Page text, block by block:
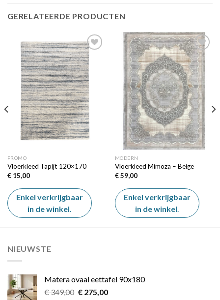
GERELATEERDE PRODUCTEN
Add to
wishlist
PROMO
Vloerkleed Tapijt 120×170
€15,00
Enkel verkrijgbaar
in de winkel
Add to
wishlist
MODERN
Vloerkleed Mimoza – Beige
€59,00
Enkel verkrijgbaar
in de winkel
NIEUWSTE
Matera ovaal eettafel 90x180
€349,00 Oorspronkelijke
€275,00Huidige